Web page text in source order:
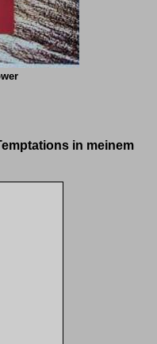
in meinem